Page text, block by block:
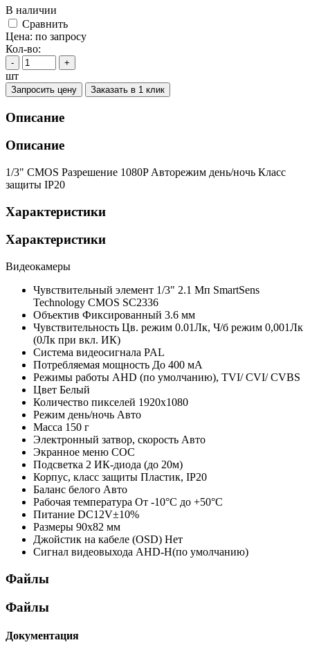
В наличии
Cравнить
Цена: по запросу
Кол-во:
- +
шт
Запросить цену Заказать в 1 клик
Описание
Описание
1/3" CMOS Разрешение 1080P Авторежим день/ночь Класс
защиты IP20
Характеристики
Характеристики
Видеокамеры
Чувствительный элемент 1/3" 2.1 Мп SmartSens
Technology CMOS SC2336
Объектив Фиксированный 3.6 мм
Чувствительность Цв. режим 0.01Лк, Ч/б режим 0,001Лк
(0Лк при вкл. ИК)
Система видеосигнала PAL
Потребляемая мощность До 400 мА
Режимы работы AHD (по умолчанию), TVI/ CVI/ CVBS
Цвет Белый
Количество пикселей 1920x1080
Режим день/ночь Авто
Масса 150 г
Электронный затвор, скорость Авто
Экранное меню СОС
Подсветка 2 ИК-диода (до 20м)
Корпус, класс защиты Пластик, IP20
Баланс белого Авто
Рабочая температура От -10°С до +50°С
Питание DC12V±10%
Размеры 90x82 мм
Джойстик на кабеле (OSD) Нет
Сигнал видеовыхода AHD-H(по умолчанию)
Файлы
Файлы
Документация